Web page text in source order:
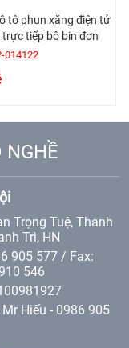
tô phun xăng điện tử
tiếp bô bin đơn
014122
NGHỀ
Trọng Tuệ, Thanh
Trì, HN
905 577 / Fax:
546
Hiếu - 0986 905